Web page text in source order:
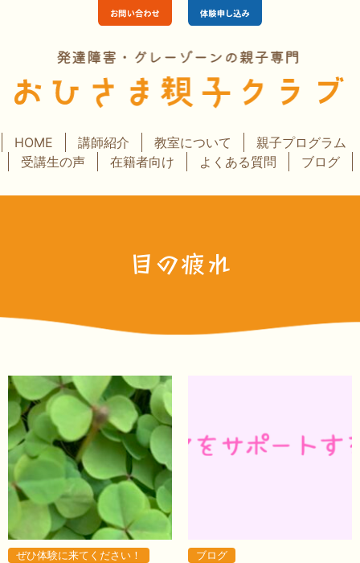
HOME 講師紹介 教室について
親子プログラム
受講生の声
在籍者向け よくある質問 ブログ
目の疲れ
ぜひ体験に来てください！ ブログ